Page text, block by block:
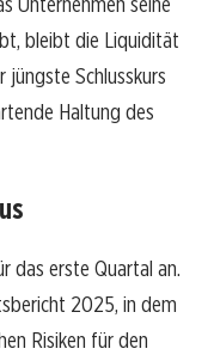
bleibt die Liquidität
Schlusskurs
Haltung des
das erste Quartal an.
2025, in dem
Risiken für den